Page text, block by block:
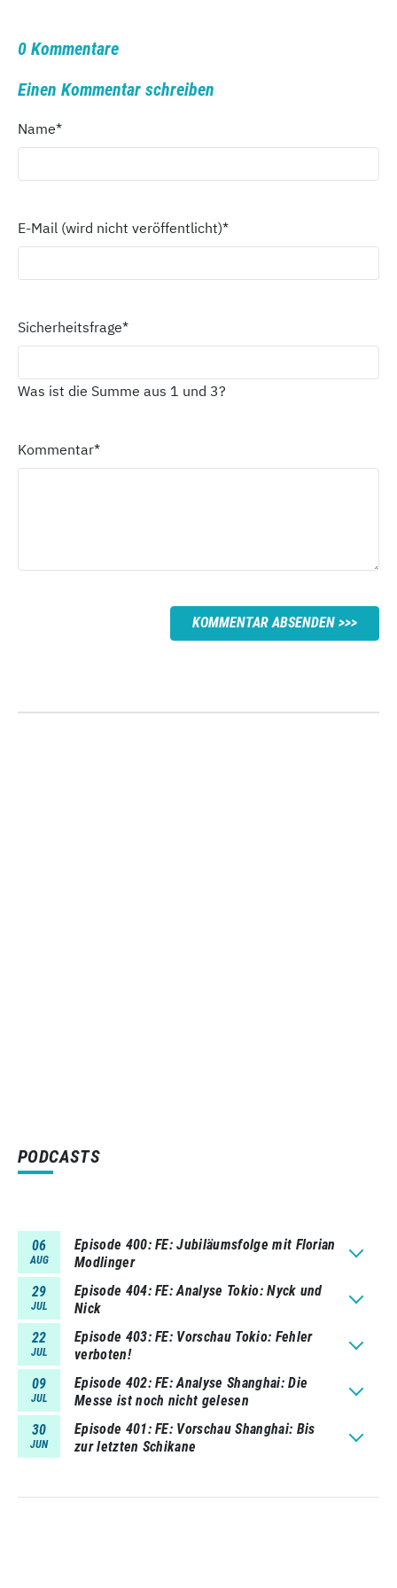
0 Kommentare
Einen Kommentar schreiben
Name*
E-Mail (wird nicht veröffentlicht)*
Sicherheitsfrage*
Was ist die Summe aus 1 und 3?
Kommentar*
KOMMENTAR ABSENDEN
PODCASTS
06
AUG
Episode 400 FE: Jubiläumsfolge mit Florian
Modlinger
29
JUL
Episode 404 FE: Analyse Tokio: Nyck und
Nick
22
JUL
Episode 403 FE: Vorschau Tokio: Fehler
verboten!
09
JUL
Episode 402 FE: Analyse Shanghai: Die
Messe ist noch nicht gelesen
30
JUN
Episode 401 FE: Vorschau Shanghai: Bis
zur letzten Schikane